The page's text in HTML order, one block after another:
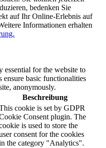
bedenken Sie
auf Ihr Online-Erlebnis auf
Informationen erhalten
essential for the website to
basic functionalities
anonymously.
Beschreibung
cookie is set by GDPR
Consent plugin. The
is used to store the
consent for the cookies
the category "Analytics".